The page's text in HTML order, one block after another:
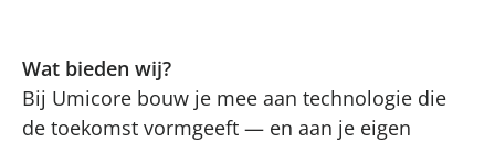
Wat bieden wij?
Bij Umicore bouw je mee aan technologie die
de toekomst vormgeeft — en aan je eigen